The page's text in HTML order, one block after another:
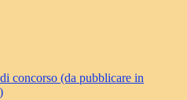
concorso (da pubblicare in